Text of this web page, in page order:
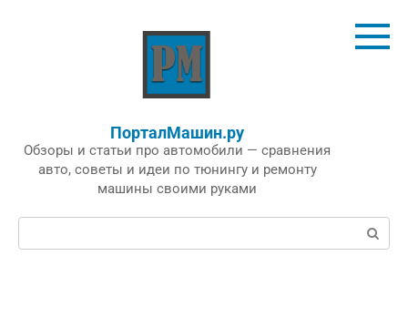
ПорталМашин.ру
Обзоры и статьи про автомобили — сравнения
авто, советы и идеи по тюнингу и ремонту
машины своими руками
Поиск: